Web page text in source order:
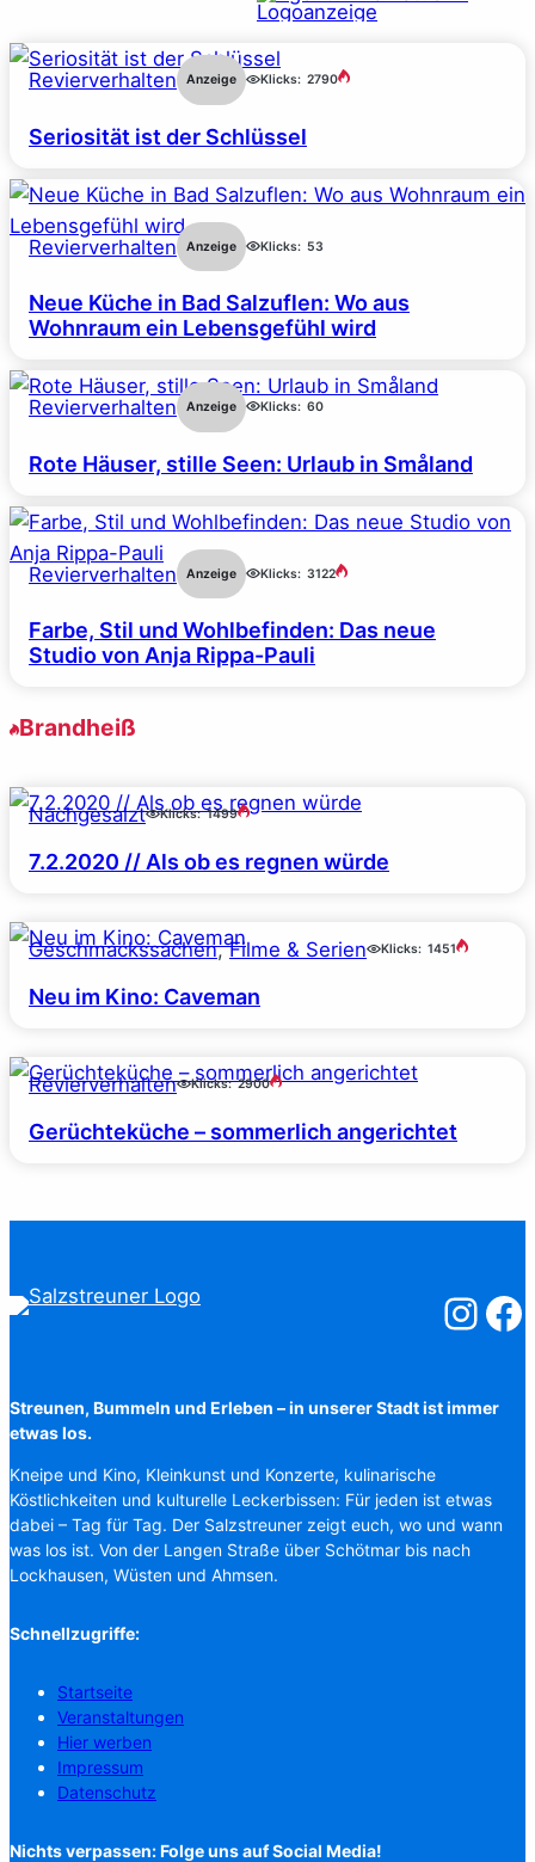
Revierverhalten Anzeige Klicks: 2790
Seriosität ist der Schlüssel
Revierverhalten Anzeige Klicks: 53
Neue Küche in Bad Salzuflen: Wo aus
Wohnraum ein Lebensgefühl wird
Revierverhalten Anzeige Klicks: 60
Rote Häuser, stille Seen: Urlaub in Småland
Revierverhalten Anzeige Klicks: 3122
Farbe, Stil und Wohlbefinden: Das neue
Studio von Anja Rippa-Pauli
Brandheiß
Nachgesalzt Klicks: 1499
7.2.2020 // Als ob es regnen würde
Geschmackssachen, Filme & Serien Klicks: 1451
Neu im Kino: Caveman
Revierverhalten Klicks: 2900
Gerüchteküche – sommerlich angerichtet
Streunen, Bummeln und Erleben – in unserer Stadt ist immer
etwas los.
Kneipe und Kino, Kleinkunst und Konzerte, kulinarische
Köstlichkeiten und kulturelle Leckerbissen: Für jeden ist etwas
dabei – Tag für Tag. Der Salzstreuner zeigt euch, wo und wann
was los ist. Von der Langen Straße über Schötmar bis nach
Lockhausen, Wüsten und Ahmsen.
Schnellzugriffe:
Startseite
Veranstaltungen
Hier werben
Impressum
Datenschutz
Nichts verpassen: Folge uns auf Social Media!